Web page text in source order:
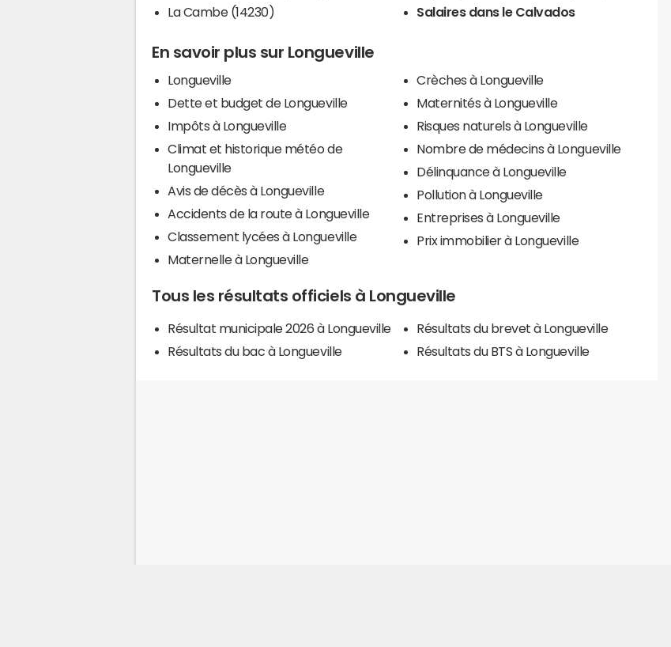
La Cambe (14230)
Salaires dans le Calvados
En savoir plus sur Longueville
Longueville
Dette et budget de Longueville
Impôts à Longueville
Climat et historique météo de
Longueville
Avis de décès à Longueville
Accidents de la route à Longueville
Classement lycées à Longueville
Maternelle à Longueville
Crèches à Longueville
Maternités à Longueville
Risques naturels à Longueville
Nombre de médecins à Longueville
Délinquance à Longueville
Pollution à Longueville
Entreprises à Longueville
Prix immobilier à Longueville
Tous les résultats officiels à Longueville
Résultat municipale 2026 à Longueville
Résultats du bac à Longueville
Résultats du brevet à Longueville
Résultats du BTS à Longueville